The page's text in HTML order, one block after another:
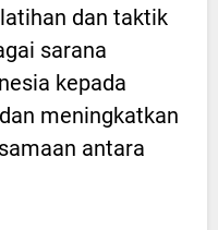
dan taktik
sarana
kepada
meningkatkan
antara